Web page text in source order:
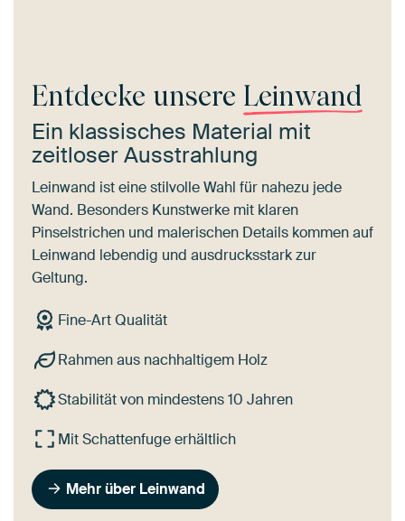
Entdecke unsere Leinwand
Ein klassisches Material mit
zeitloser Ausstrahlung
Leinwand ist eine stilvolle Wahl für nahezu jede
Wand. Besonders Kunstwerke mit klaren
Pinselstrichen und malerischen Details kommen auf
Leinwand lebendig und ausdrucksstark zur
Geltung.
Fine-Art Qualität
Rahmen aus nachhaltigem Holz
Stabilität von mindestens 10 Jahren
Mit Schattenfuge erhältlich
Mehr über Leinwand